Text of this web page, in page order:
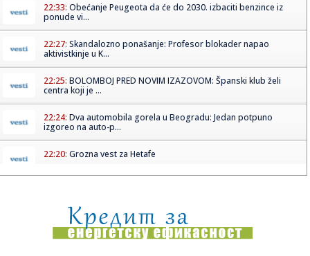
22:33: Obećanje Peugeota da će do 2030. izbaciti benzince iz
ponude vi...
22:27: Skandalozno ponašanje: Profesor blokader napao
aktivistkinje u K...
22:25: BOLOMBOJ PRED NOVIM IZAZOVOM: Španski klub želi
centra koji je ...
22:24: Dva automobila gorela u Beogradu: Jedan potpuno
izgoreo na auto-p...
22:20: Grozna vest za Hetafe
22:14:Nakon borbe za život iz bolničkog kreveta poslao poruku:
"Srbij...